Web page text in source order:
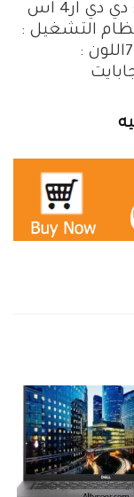
النواةنوع ذاكرة الوصول العشوائية : دي دي ار4 اس
نظام التشغيل :
ويندوز 10عائلة المعالج : انتل كور اي7اللون :